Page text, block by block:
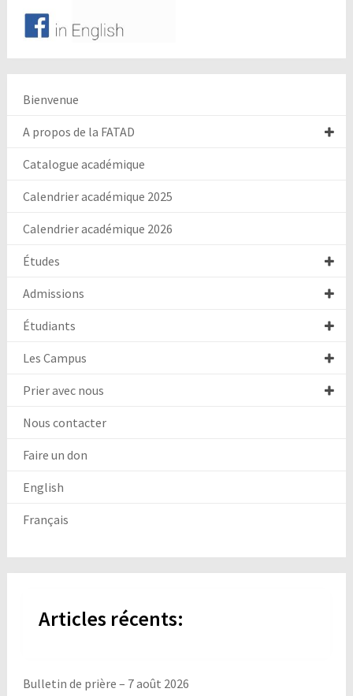
Bienvenue
A propos de la FATAD
Catalogue académique
Calendrier académique 2025
Calendrier académique 2026
Études
Admissions
Étudiants
Les Campus
Prier avec nous
Nous contacter
Faire un don
English
Français
Articles récents:
Bulletin de prière – 7 août 2026